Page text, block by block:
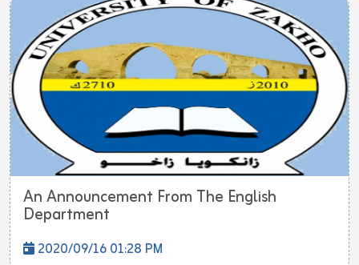
An Announcement From The English
Department
2020/09/16 01:28 PM